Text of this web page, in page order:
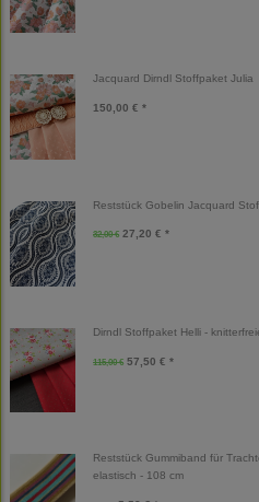
Jacquard Dirndl Stoffpaket Julia
150,00 € *
Reststück Gobelin Jacquard
32,00 € 27,20 € *
Dirndl Stoffpaket Helli -
115,00 € 57,50 € *
Reststück Gummiband für
elastisch - 108 cm